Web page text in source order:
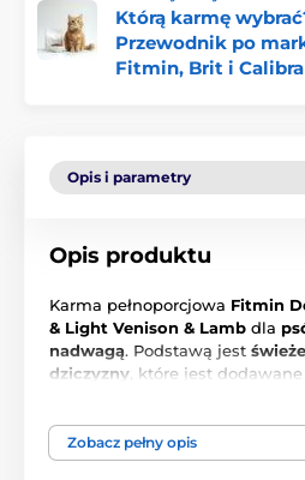
Którą karmę
Przewodnik po
Fitmin, Brit i Calibra
Opis i parametry
Opis produktu
Karma pełnoporcjowa Fitmin
& Light Venison & Lamb dla
nadwagą. Podstawą jest
dziczyzny , które jest
pochodzenia zwierzęcego.
Zobacz pełny opis